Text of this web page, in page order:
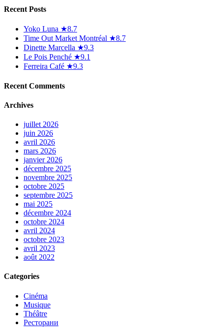
Recent Posts
Yoko Luna ★8.7
Time Out Market Montréal ★8.7
Dinette Marcella ★9.3
Le Pois Penché ★9.1
Ferreira Café ★9.3
Recent Comments
Archives
juillet 2026
juin 2026
avril 2026
mars 2026
janvier 2026
décembre 2025
novembre 2025
octobre 2025
septembre 2025
mai 2025
décembre 2024
octobre 2024
avril 2024
octobre 2023
avril 2023
août 2022
Categories
Cinéma
Musique
Théâtre
Ресторани